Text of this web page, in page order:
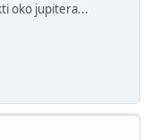
oko jupitera...